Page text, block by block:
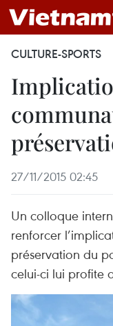
CULTURE-SPORTS
27/11/2015 02:45
Un colloque
renforcer
préservation du
celui-ci lui profite